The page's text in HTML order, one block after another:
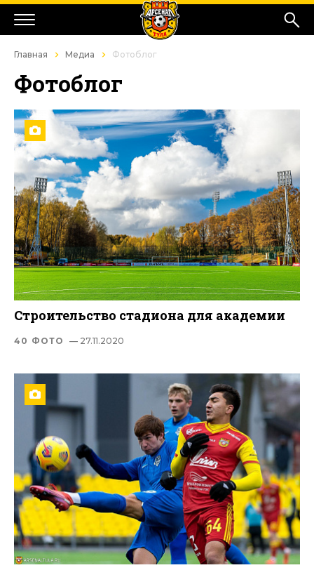
Главная Медиа Фотоблог
Фотоблог
Строительство стадиона для академии
40 ФОТО — 27.11.2020